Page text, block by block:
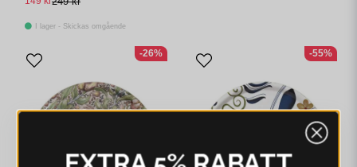
I lager - Skickas omgående
-26% -55%